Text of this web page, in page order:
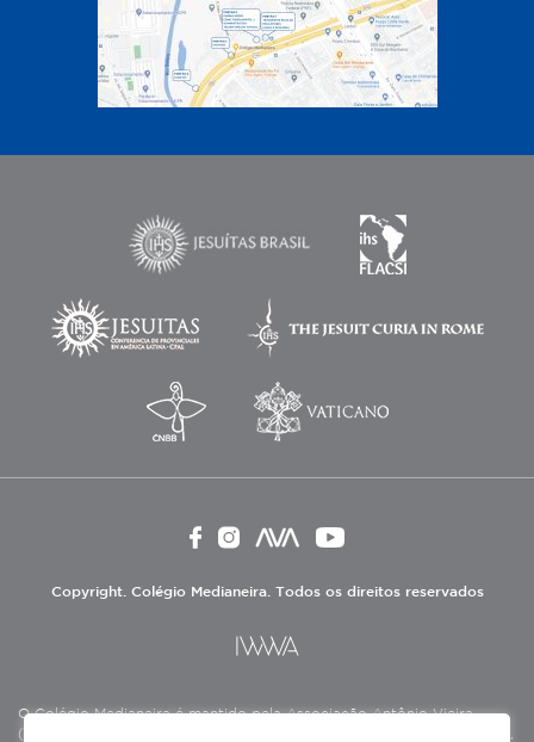
Copyright. Colégio Medianeira. Todos os direitos reservados
O Colégio Medianeira é mantido pela Associação Antônio Vieira
(ASAV), instituição de direito privado sem fins lucrativos, filantrópica,